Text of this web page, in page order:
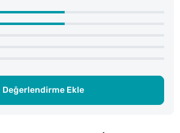
Değerlendirme Ekle